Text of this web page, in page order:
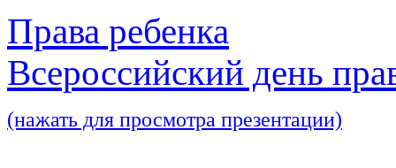
Права ребенка
Всероссийский день
(нажать для просмотра презентации)